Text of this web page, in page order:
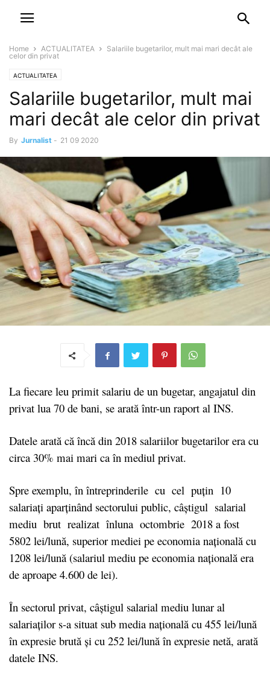
Home ACTUALITATEA
Salariile bugetarilor, mult mai mari decât ale
celor din privat
ACTUALITATEA
Salariile bugetarilor, mult mai
mari decât ale celor din privat
By Jurnalist - 21 09 2020
La fiecare leu primit salariu de un bugetar, angajatul din
privat lua 70 de bani, se arată într-un raport al INS.
Datele arată că încă din 2018 salariilor bugetarilor era cu
circa 30% mai mari ca în mediul privat.
Spre exemplu, în întreprinderile cu cel puţin 10
salariaţi aparţinând sectorului public, câştigul salarial
mediu brut realizat înluna octombrie 2018 a fost
5802 lei/lună, superior mediei pe economia naţională cu
1208 lei/lună (salariul mediu pe economia naţională era
de aproape 4.600 de lei).
În sectorul privat, câştigul salarial mediu lunar al
salariaţilor s-a situat sub media naţională cu 455 lei/lună
în expresie brută şi cu 252 lei/lună în expresie netă, arată
datele INS.